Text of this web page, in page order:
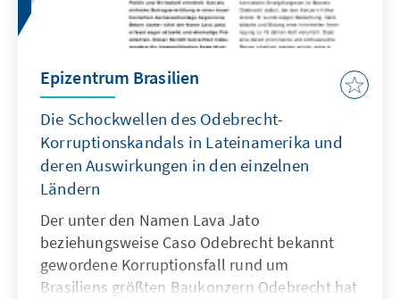
Epizentrum Brasilien
Die Schockwellen des Odebrecht-
Korruptionskandals in Lateinamerika und
deren Auswirkungen in den einzelnen
Ländern
Der unter den Namen Lava Jato
beziehungsweise Caso Odebrecht bekannt
gewordene Korruptionsfall rund um
Brasiliens größten Baukonzern Odebrecht hat